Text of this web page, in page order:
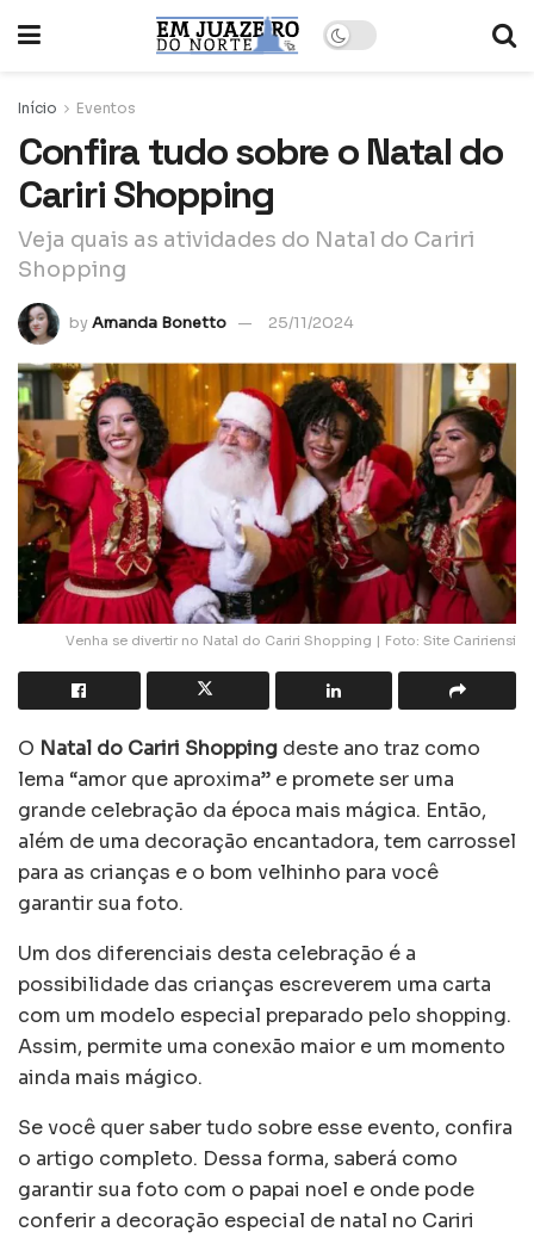
Início Eventos
Confira tudo sobre o Natal do
Cariri Shopping
Veja quais as atividades do Natal do Cariri
Shopping
byAmanda Bonetto 25/11/2024
Venha se divertir no Natal do Cariri Shopping | Foto: Site Caririensi
O Natal do Cariri Shopping deste ano traz como
lema “amor que aproxima” e promete ser uma
grande celebração da época mais mágica. Então,
além de uma decoração encantadora, tem carrossel
para as crianças e o bom velhinho para você
garantir sua foto.
Um dos diferenciais desta celebração é a
possibilidade das crianças escreverem uma carta
com um modelo especial preparado pelo shopping.
Assim, permite uma conexão maior e um momento
ainda mais mágico.
Se você quer saber tudo sobre esse evento, confira
o artigo completo. Dessa forma, saberá como
garantir sua foto com o papai noel e onde pode
conferir a decoração especial de natal no Cariri